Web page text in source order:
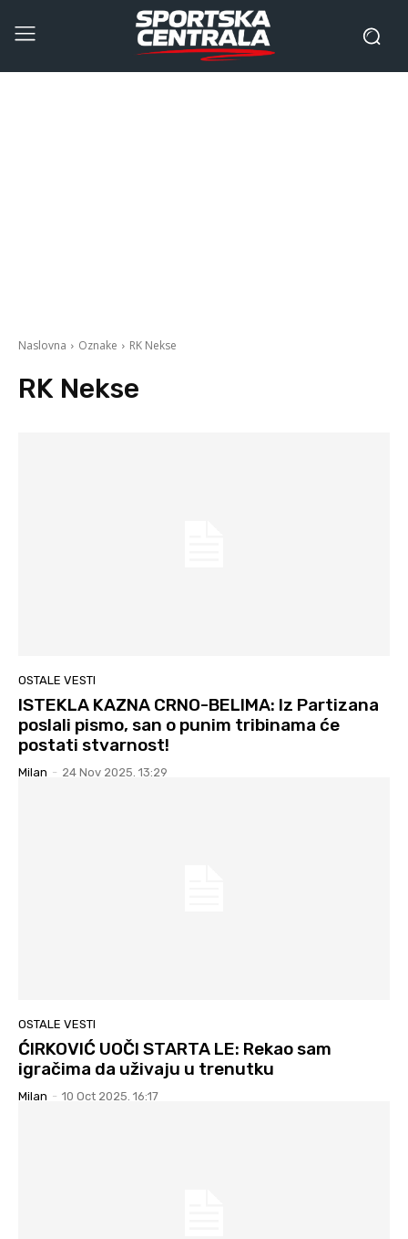
Naslovna Oznake RK Nekse
RK Nekse
OSTALE VESTI
ISTEKLA KAZNA CRNO-BELIMA: Iz Partizana
poslali pismo, san o punim tribinama će
postati stvarnost!
Milan - 24 Nov 2025. 13:29
OSTALE VESTI
ĆIRKOVIĆ UOČI STARTA LE: Rekao sam
igračima da uživaju u trenutku
Milan - 10 Oct 2025. 16:17